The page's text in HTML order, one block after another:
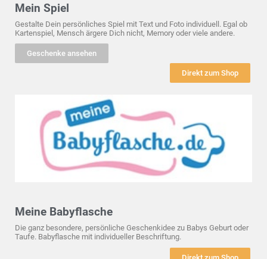
Mein Spiel
Gestalte Dein persönliches Spiel mit Text und Foto individuell. Egal ob
Kartenspiel, Mensch ärgere Dich nicht, Memory oder viele andere.
Geschenke ansehen
Direkt zum Shop
Meine Babyflasche
Die ganz besondere, persönliche Geschenkidee zu Babys Geburt oder
Taufe. Babyflasche mit individueller Beschriftung.